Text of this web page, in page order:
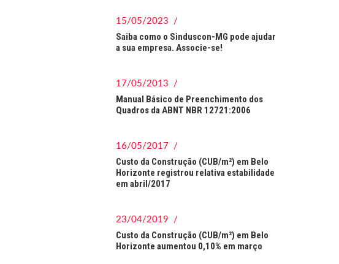
15/05/2023 /
Saiba como o Sinduscon-MG pode ajudar
a sua empresa. Associe-se!
17/05/2013 /
Manual Básico de Preenchimento dos
Quadros da ABNT NBR 12721:2006
16/05/2017 /
Custo da Construção (CUB/m²) em Belo
Horizonte registrou relativa estabilidade
em abril/2017
23/04/2019 /
Custo da Construção (CUB/m²) em Belo
Horizonte aumentou 0,10% em março